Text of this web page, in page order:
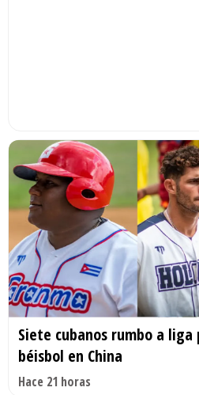
Siete cubanos rumbo a
béisbol en China
Hace 21 horas